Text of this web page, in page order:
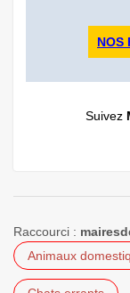
NOS
Suivez
Raccourci :
Animaux